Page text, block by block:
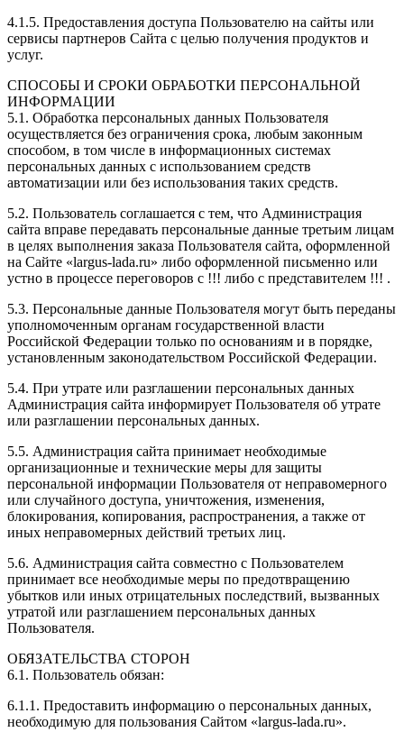
4.1.5. Предоставления доступа Пользователю на сайты или
сервисы партнеров Сайта с целью получения продуктов и
услуг.
СПОСОБЫ И СРОКИ ОБРАБОТКИ ПЕРСОНАЛЬНОЙ
ИНФОРМАЦИИ
5.1. Обработка персональных данных Пользователя
осуществляется без ограничения срока, любым законным
способом, в том числе в информационных системах
персональных данных с использованием средств
автоматизации или без использования таких средств.
5.2. Пользователь соглашается с тем, что Администрация
сайта вправе передавать персональные данные третьим лицам
в целях выполнения заказа Пользователя сайта, оформленной
на Сайте «largus-lada.ru» либо оформленной письменно или
устно в процессе переговоров с !!! либо с представителем !!! .
5.3. Персональные данные Пользователя могут быть переданы
уполномоченным органам государственной власти
Российской Федерации только по основаниям и в порядке,
установленным законодательством Российской Федерации.
5.4. При утрате или разглашении персональных данных
Администрация сайта информирует Пользователя об утрате
или разглашении персональных данных.
5.5. Администрация сайта принимает необходимые
организационные и технические меры для защиты
персональной информации Пользователя от неправомерного
или случайного доступа, уничтожения, изменения,
блокирования, копирования, распространения, а также от
иных неправомерных действий третьих лиц.
5.6. Администрация сайта совместно с Пользователем
принимает все необходимые меры по предотвращению
убытков или иных отрицательных последствий, вызванных
утратой или разглашением персональных данных
Пользователя.
ОБЯЗАТЕЛЬСТВА СТОРОН
6.1. Пользователь обязан:
6.1.1. Предоставить информацию о персональных данных,
необходимую для пользования Сайтом «largus-lada.ru».